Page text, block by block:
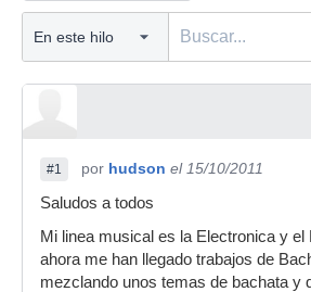
#1 por hudson el 15/10/2011
Saludos a todos
Mi linea musical es la Electronica y el
ahora me han llegado trabajos de
mezclando unos temas de bachata y